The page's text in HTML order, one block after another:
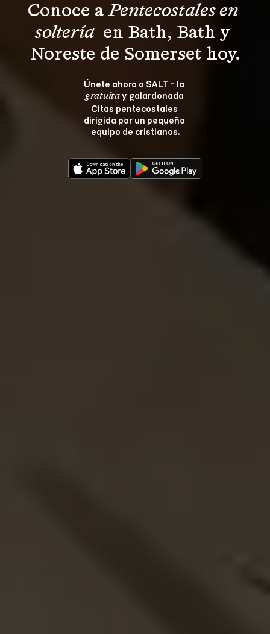
Conoce a Pentecostales en
soltería en Bath, Bath y
Noreste de Somerset hoy.
Únete ahora a SALT - la
gratuita y galardonada
Citas pentecostales
dirigida por un pequeño
equipo de cristianos.